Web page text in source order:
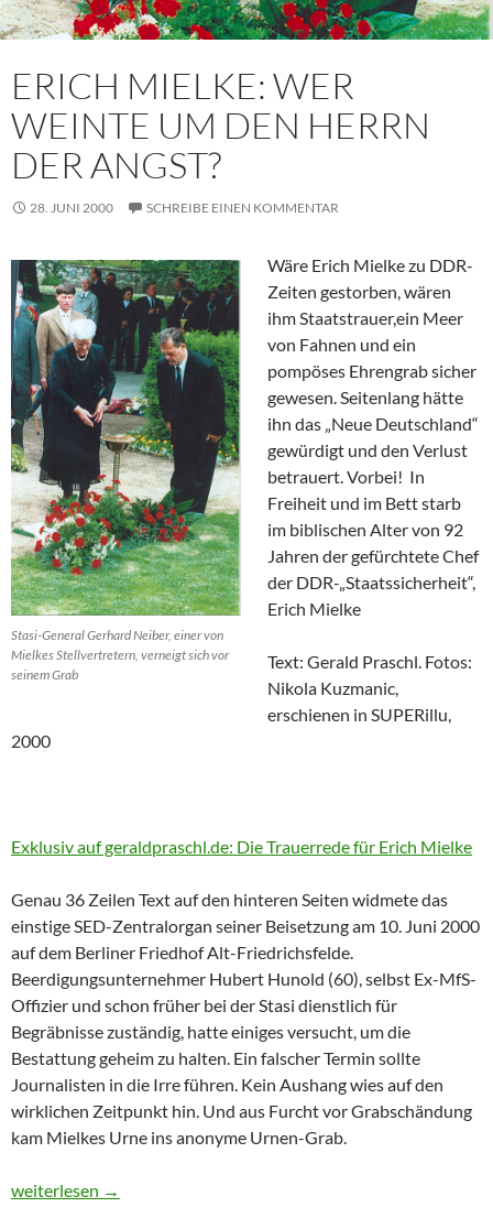
ERICH MIELKE: WER
WEINTE UM DEN HERRN
DER ANGST?
28. JUNI 2000 SCHREIBE EINEN KOMMENTAR
Stasi-General Gerhard Neiber, einer von
Mielkes Stellvertretern, verneigt sich vor
seinem Grab
Wäre Erich Mielke zu DDR-
Zeiten gestorben, wären
ihm Staatstrauer,ein Meer
von Fahnen und ein
pompöses Ehrengrab sicher
gewesen. Seitenlang hätte
ihn das „Neue Deutschland“
gewürdigt und den Verlust
betrauert. Vorbei! In
Freiheit und im Bett starb
im biblischen Alter von 92
Jahren der gefürchtete Chef
der DDR-„Staatssicherheit“,
Erich Mielke
Text: Gerald Praschl. Fotos:
Nikola Kuzmanic,
erschienen in SUPERillu,
2000
Exklusiv auf geraldpraschl.de: Die Trauerrede für Erich Mielke
Genau 36 Zeilen Text auf den hinteren Seiten widmete das
einstige SED-Zentralorgan seiner Beisetzung am 10. Juni 2000
auf dem Berliner Friedhof Alt-Friedrichsfelde.
Beerdigungsunternehmer Hubert Hunold (60), selbst Ex-MfS-
Offizier und schon früher bei der Stasi dienstlich für
Begräbnisse zuständig, hatte einiges versucht, um die
Bestattung geheim zu halten. Ein falscher Termin sollte
Journalisten in die Irre führen. Kein Aushang wies auf den
wirklichen Zeitpunkt hin. Und aus Furcht vor Grabschändung
kam Mielkes Urne ins anonyme Urnen-Grab.
Erich Mielke: Wer weinte um den Herrn der Angst?
weiterlesen →